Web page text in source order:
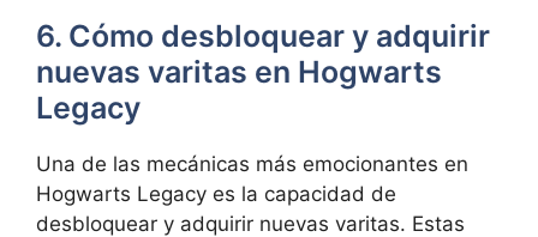
6. Cómo desbloquear y adquirir
nuevas varitas en Hogwarts
Legacy
Una de las mecánicas más emocionantes en
Hogwarts Legacy es la capacidad de
desbloquear y adquirir nuevas varitas. Estas